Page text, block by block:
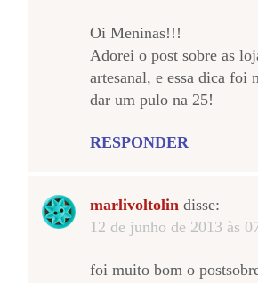
Oi Meninas!!!
Adorei o post sobre as
artesanal, e essa dica
dar um pulo na 25!
RESPONDER
marlivoltolin disse:
12 de junho de 2013 às
foi muito bom o